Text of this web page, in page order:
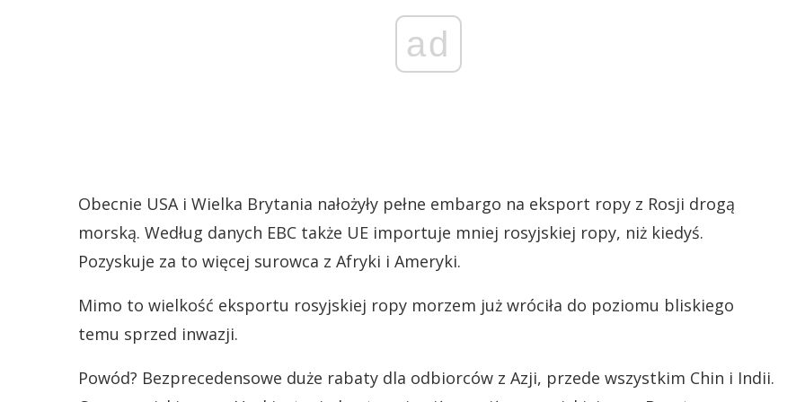
ad
Obecnie USA i Wielka Brytania nałożyły pełne embargo na eksport ropy z Rosji drogą
morską. Według danych EBC także UE importuje mniej rosyjskiej ropy, niż kiedyś.
Pozyskuje za to więcej surowca z Afryki i Ameryki.
Mimo to wielkość eksportu rosyjskiej ropy morzem już wróciła do poziomu bliskiego
temu sprzed inwazji.
Powód? Bezprecedensowe duże rabaty dla odbiorców z Azji, przede wszystkim Chin i Indii.